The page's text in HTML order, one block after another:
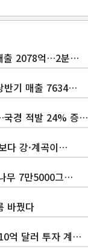
출 2078억…2분…
반기 매출 7634…
국경 적발 24% 증…
다 강·계곡이…
무 7만5000그…
바꿨다
억 달러 투자 계…